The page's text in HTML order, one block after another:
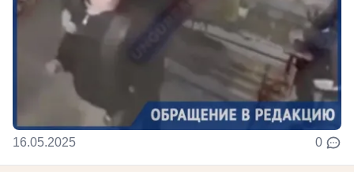
16.05.2025 0